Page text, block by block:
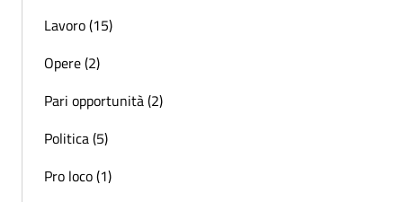
Lavoro (15)
Opere (2)
Pari opportunità (2)
Politica (5)
Pro loco (1)